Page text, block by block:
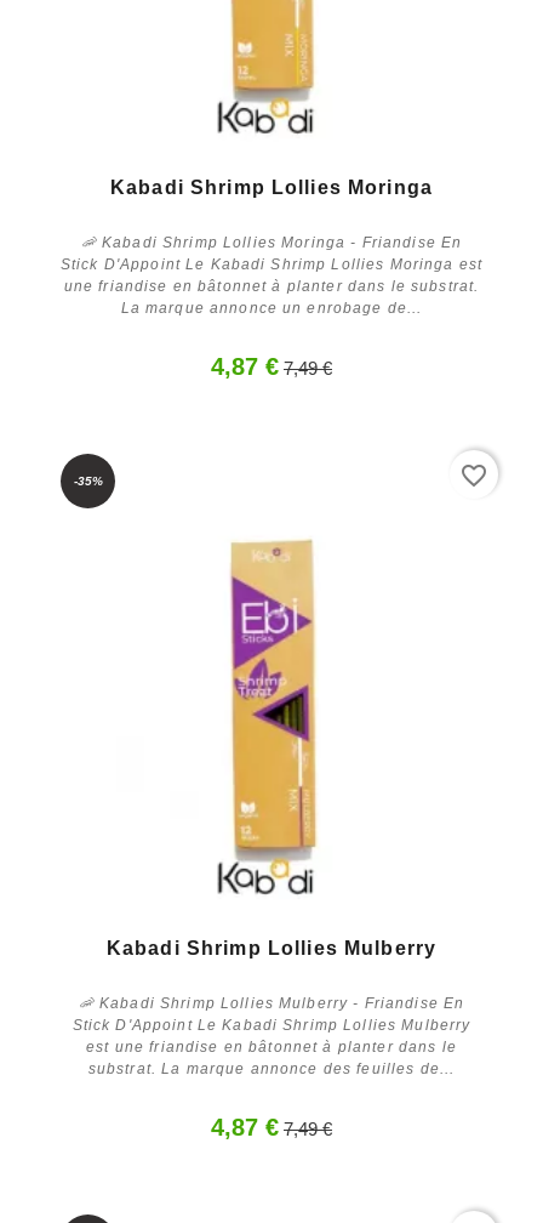
Acheter
Kabadi Shrimp Lollies Moringa
🦐 Kabadi Shrimp Lollies Moringa - Friandise En
Stick D'Appoint Le Kabadi Shrimp Lollies Moringa est
une friandise en bâtonnet à planter dans le substrat.
La marque annonce un enrobage de...
4,87 € 7,49 €
Acheter
-35%
Kabadi Shrimp Lollies Mulberry
🦐 Kabadi Shrimp Lollies Mulberry - Friandise En
Stick D'Appoint Le Kabadi Shrimp Lollies Mulberry
est une friandise en bâtonnet à planter dans le
substrat. La marque annonce des feuilles de...
4,87 € 7,49 €
favorite_border